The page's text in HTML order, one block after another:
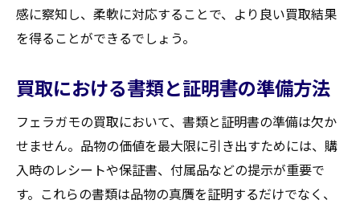
買取大吉セラビ白石店
感に察知し、柔軟に対応することで、より良い買取結果
を得ることができるでしょう。
買取における書類と証明書の準備方法
フェラガモの買取において、書類と証明書の準備は欠か
せません。品物の価値を最大限に引き出すためには、購
入時のレシートや保証書、付属品などの提示が重要で
す。これらの書類は品物の真贋を証明するだけでなく、